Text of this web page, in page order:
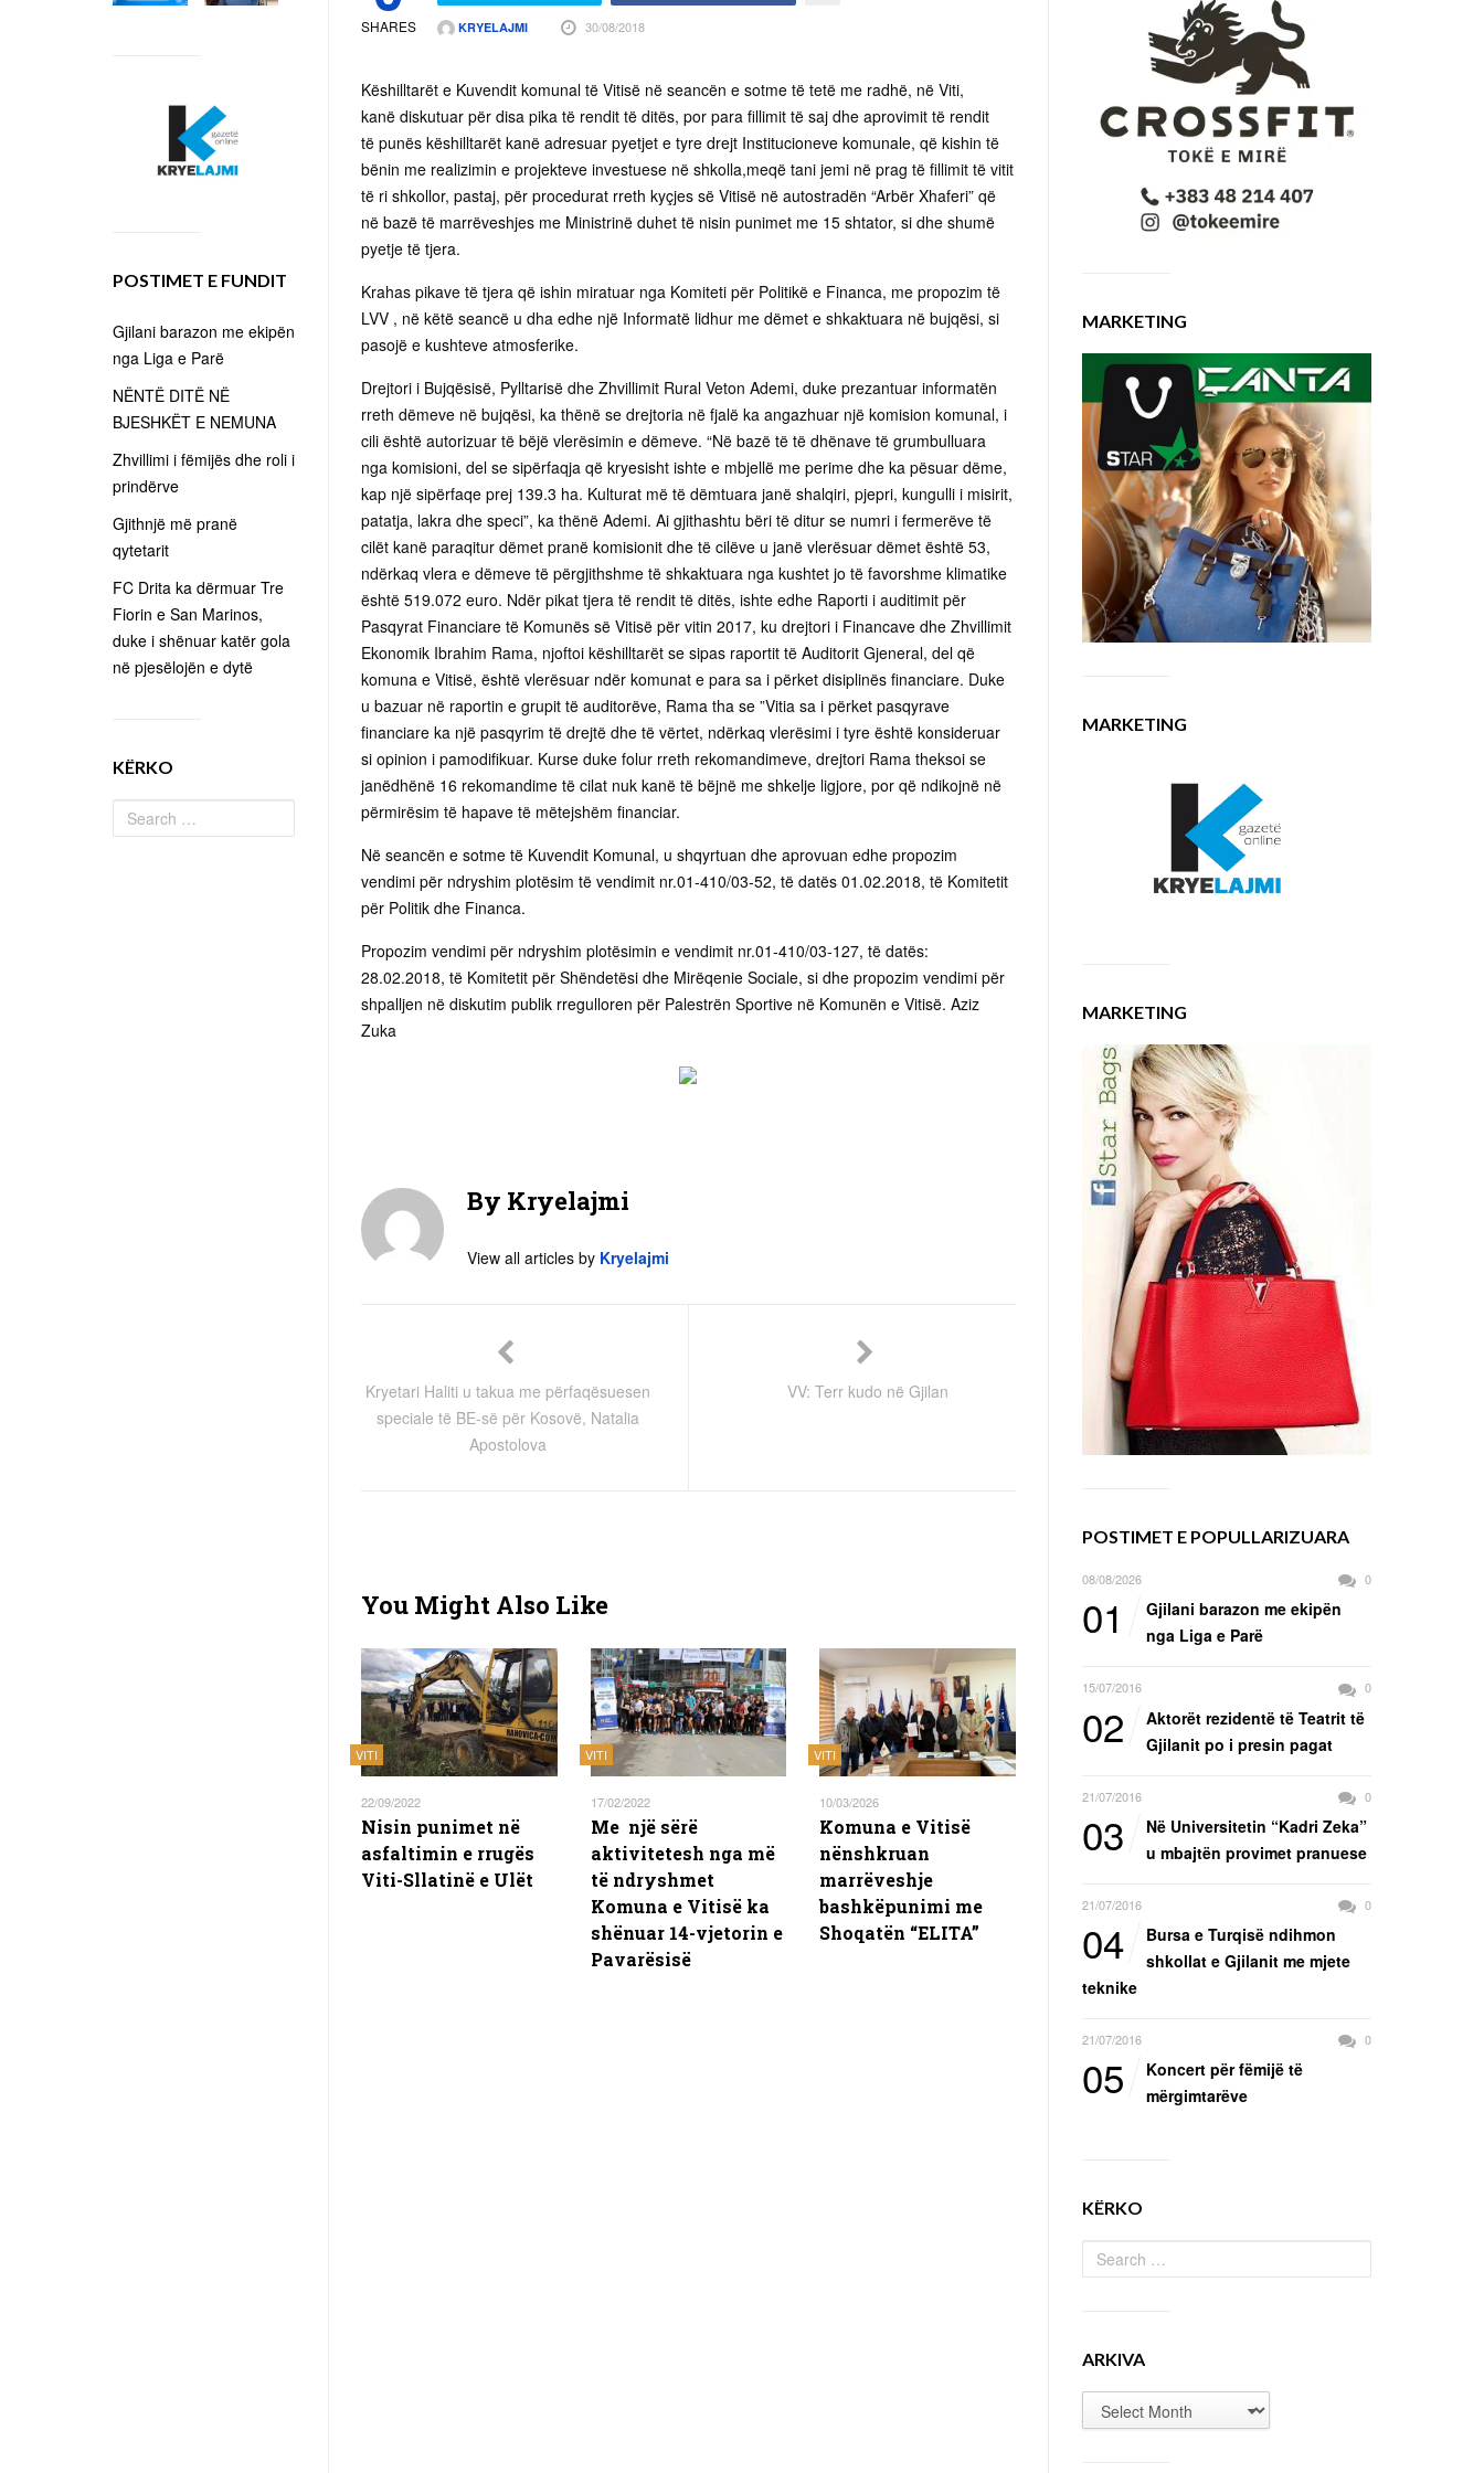
SHARES KRYELAJMI 30/08/2018
Këshilltarët e Kuvendit komunal të Vitisë në seancën e sotme të tetë me radhë, në Viti,
kanë diskutuar për disa pika të rendit të ditës, por para fillimit të saj dhe aprovimit të rendit
të punës këshilltarët kanë adresuar pyetjet e tyre drejt Institucioneve komunale, që kishin të
bënin me realizimin e projekteve investuese në shkolla,meqë tani jemi në prag të fillimit të vitit
të ri shkollor, pastaj, për procedurat rreth kyçjes së Vitisë në autostradën “Arbër Xhaferi” që
në bazë të marrëveshjes me Ministrinë duhet të nisin punimet me 15 shtator, si dhe shumë
pyetje të tjera.
Krahas pikave të tjera që ishin miratuar nga Komiteti për Politikë e Financa, me propozim të
LVV , në këtë seancë u dha edhe një Informatë lidhur me dëmet e shkaktuara në bujqësi, si
pasojë e kushteve atmosferike.
Drejtori i Bujqësisë, Pylltarisë dhe Zhvillimit Rural Veton Ademi, duke prezantuar informatën
rreth dëmeve në bujqësi, ka thënë se drejtoria në fjalë ka angazhuar një komision komunal, i
cili është autorizuar të bëjë vlerësimin e dëmeve. “Në bazë të të dhënave të grumbulluara
nga komisioni, del se sipërfaqja që kryesisht ishte e mbjellë me perime dhe ka pësuar dëme,
kap një sipërfaqe prej 139.3 ha. Kulturat më të dëmtuara janë shalqiri, pjepri, kungulli i misirit,
patatja, lakra dhe speci”, ka thënë Ademi. Ai gjithashtu bëri të ditur se numri i fermerëve të
cilët kanë paraqitur dëmet pranë komisionit dhe të cilëve u janë vlerësuar dëmet është 53,
ndërkaq vlera e dëmeve të përgjithshme të shkaktuara nga kushtet jo të favorshme klimatike
është 519.072 euro. Ndër pikat tjera të rendit të ditës, ishte edhe Raporti i auditimit për
Pasqyrat Financiare të Komunës së Vitisë për vitin 2017, ku drejtori i Financave dhe Zhvillimit
Ekonomik Ibrahim Rama, njoftoi këshilltarët se sipas raportit të Auditorit Gjeneral, del që
komuna e Vitisë, është vlerësuar ndër komunat e para sa i përket disiplinës financiare. Duke
u bazuar në raportin e grupit të auditorëve, Rama tha se ”Vitia sa i përket pasqyrave
financiare ka një pasqyrim të drejtë dhe të vërtet, ndërkaq vlerësimi i tyre është konsideruar
si opinion i pamodifikuar. Kurse duke folur rreth rekomandimeve, drejtori Rama theksoi se
janëdhënë 16 rekomandime të cilat nuk kanë të bëjnë me shkelje ligjore, por që ndikojnë në
përmirësim të hapave të mëtejshëm financiar.
Në seancën e sotme të Kuvendit Komunal, u shqyrtuan dhe aprovuan edhe propozim
vendimi për ndryshim plotësim të vendimit nr.01-410/03-52, të datës 01.02.2018, të Komitetit
për Politik dhe Financa.
Propozim vendimi për ndryshim plotësimin e vendimit nr.01-410/03-127, të datës:
28.02.2018, të Komitetit për Shëndetësi dhe Mirëqenie Sociale, si dhe propozim vendimi për
shpalljen në diskutim publik rregulloren për Palestrën Sportive në Komunën e Vitisë. Aziz
Zuka
By Kryelajmi
View all articles by Kryelajmi
Kryetari Haliti u takua me përfaqësuesen
speciale të BE-së për Kosovë, Natalia
Apostolova
VV: Terr kudo në Gjilan
You Might Also Like
VITI
22/09/2022
Nisin punimet në
asfaltimin e rrugës
Viti-Sllatinë e Ulët
VITI
17/02/2022
Me një sërë
aktivitetesh nga më
të ndryshmet
Komuna e Vitisë ka
shënuar 14-vjetorin e
Pavarësisë
VITI
10/03/2026
Komuna e Vitisë
nënshkruan
marrëveshje
bashkëpunimi me
Shoqatën “ELITA”
MARKETING
MARKETING
MARKETING
POSTIMET E POPULLARIZUARA
08/08/2026 0
01
Gjilani barazon me ekipën
nga Liga e Parë
15/07/2016 0
02
Aktorët rezidentë të Teatrit të
Gjilanit po i presin pagat
21/07/2016 0
03
Në Universitetin “Kadri Zeka”
u mbajtën provimet pranuese
21/07/2016 0
04
Bursa e Turqisë ndihmon
shkollat e Gjilanit me mjete
teknike
21/07/2016 0
05
Koncert për fëmijë të
mërgimtarëve
KËRKO
ARKIVA
POSTIMET E FUNDIT
Gjilani barazon me ekipën
nga Liga e Parë
NËNTË DITË NË
BJESHKËT E NEMUNA
Zhvillimi i fëmijës dhe roli i
prindërve
Gjithnjë më pranë
qytetarit
FC Drita ka dërmuar Tre
Fiorin e San Marinos,
duke i shënuar katër gola
në pjesëlojën e dytë
KËRKO